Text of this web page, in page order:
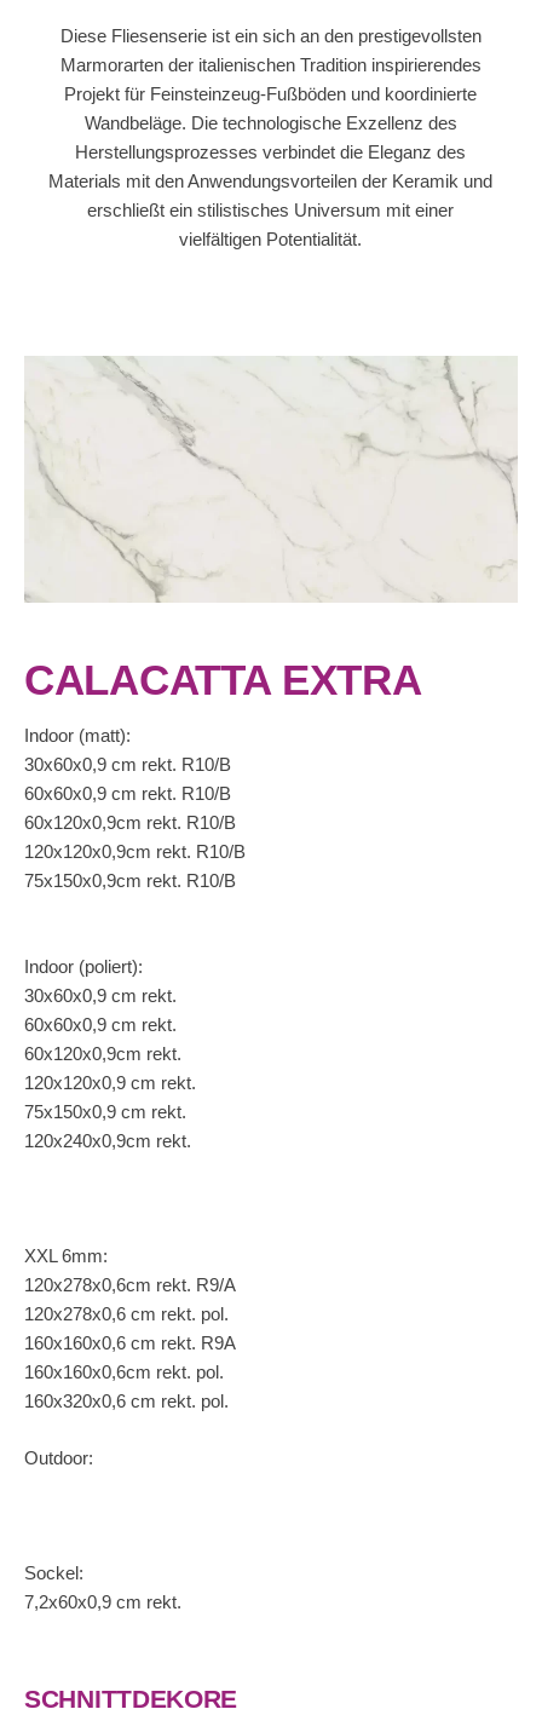
Diese Fliesenserie ist ein sich an den prestigevollsten
Marmorarten der italienischen Tradition inspirierendes
Projekt für Feinsteinzeug-Fußböden und koordinierte
Wandbeläge. Die technologische Exzellenz des
Herstellungsprozesses verbindet die Eleganz des
Materials mit den Anwendungsvorteilen der Keramik und
erschließt ein stilistisches Universum mit einer
vielfältigen Potentialität.
CALACATTA EXTRA
Indoor (matt):
30x60x0,9 cm rekt. R10/B
60x60x0,9 cm rekt. R10/B
60x120x0,9cm rekt. R10/B
120x120x0,9cm rekt. R10/B
75x150x0,9cm rekt. R10/B
Indoor (poliert):
30x60x0,9 cm rekt.
60x60x0,9 cm rekt.
60x120x0,9cm rekt.
120x120x0,9 cm rekt.
75x150x0,9 cm rekt.
120x240x0,9cm rekt.
XXL 6mm:
120x278x0,6cm rekt. R9/A
120x278x0,6 cm rekt. pol.
160x160x0,6 cm rekt. R9A
160x160x0,6cm rekt. pol.
160x320x0,6 cm rekt. pol.
Outdoor:
Sockel:
7,2x60x0,9 cm rekt.
SCHNITTDEKORE